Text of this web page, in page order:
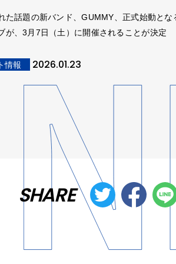
た話題の新バンド、GUMMY、正式始動とな
が、3月7日（土）に開催されることが決定
情報 2026.01.23
SHARE